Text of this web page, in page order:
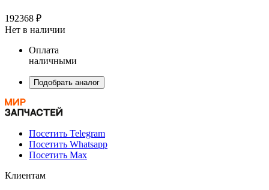
192368 ₽
Нет в наличии
Оплата
наличными
Подобрать аналог
Посетить Telegram
Посетить Whatsapp
Посетить Max
Клиентам